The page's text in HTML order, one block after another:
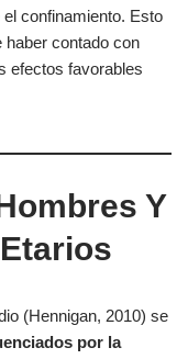
confinamiento. Esto
haber contado con
efectos favorables
Y
(Hennigan, 2010) se
por la